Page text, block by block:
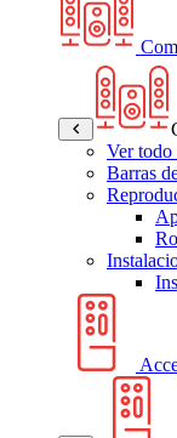
Ver todo
Barras